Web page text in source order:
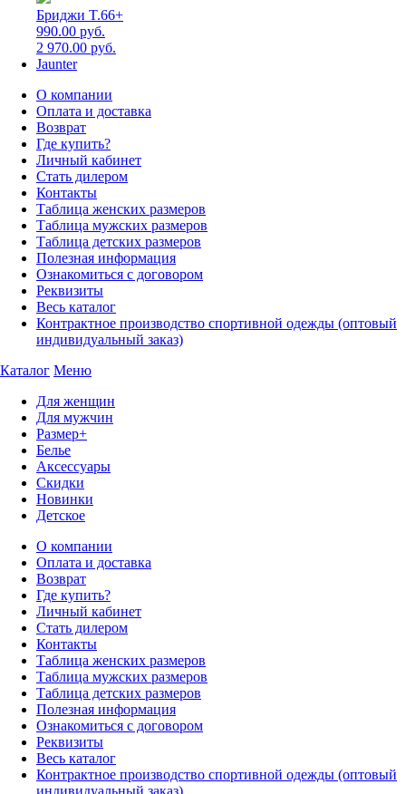
Бриджи T.66+
990.00 руб.
2 970.00 руб.
Jaunter
О компании
Оплата и доставка
Возврат
Где купить?
Личный кабинет
Стать дилером
Контакты
Таблица женских размеров
Таблица мужских размеров
Таблица детских размеров
Полезная информация
Ознакомиться с договором
Реквизиты
Весь каталог
Контрактное производство спортивной одежды (оптовый
индивидуальный заказ)
Каталог Меню
Для женщин
Для мужчин
Размер+
Белье
Аксессуары
Скидки
Новинки
Детское
О компании
Оплата и доставка
Возврат
Где купить?
Личный кабинет
Стать дилером
Контакты
Таблица женских размеров
Таблица мужских размеров
Таблица детских размеров
Полезная информация
Ознакомиться с договором
Реквизиты
Весь каталог
Контрактное производство спортивной одежды (оптовый